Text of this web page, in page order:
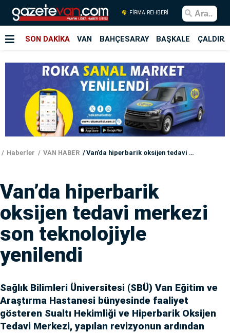
FİRMA REHBERİ
SON DAKİKA VAN BAHÇESARAY BAŞKALE
Haberler VAN HABER Van’da hiperbarik oksijen tedavi merkezi son teknolojiyle yenilendi
Van’da hiperbarik
oksijen tedavi merkezi
son teknolojiyle
yenilendi
Sağlık Bilimleri Üniversitesi (SBÜ) Van Eğitim ve
Araştırma Hastanesi bünyesinde faaliyet
gösteren Sualtı Hekimliği ve Hiperbarik Oksijen
Tedavi Merkezi, yapılan revizyonun ardından